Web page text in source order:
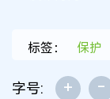
标签：
保护
字号: + -